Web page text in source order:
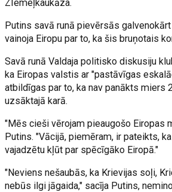
ZIemeļkaukāza.
Putins savā runā pievērsās galvenokārt
vainoja Eiropu par to, ka šis bruņotais
Savā runā Valdaja politisko diskusiju
ka Eiropas valstis ar "pastāvīgas
atbildīgas par to, ka nav panākts miers
uzsāktajā karā.
"Mēs cieši vērojam pieaugošo Eiropas
Putins. "Vācijā, piemēram, ir pateikts,
vajadzētu kļūt par spēcīgāko Eiropā."
"Neviens nešaubās, ka Krievijas soļi,
nebūs ilgi jāgaida," sacīja Putins,